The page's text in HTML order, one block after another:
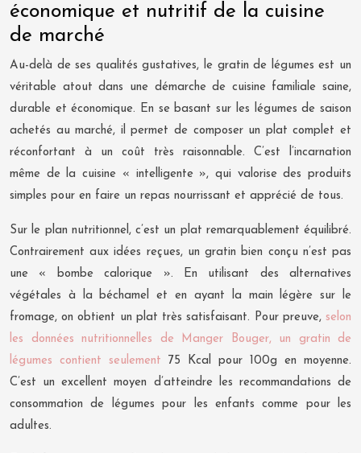
économique et nutritif de la cuisine
de marché
Au-delà de ses qualités gustatives, le gratin de légumes est un
véritable atout dans une démarche de cuisine familiale saine,
durable et économique. En se basant sur les légumes de saison
achetés au marché, il permet de composer un plat complet et
réconfortant à un coût très raisonnable. C’est l’incarnation
même de la cuisine « intelligente », qui valorise des produits
simples pour en faire un repas nourrissant et apprécié de tous.
Sur le plan nutritionnel, c’est un plat remarquablement équilibré.
Contrairement aux idées reçues, un gratin bien conçu n’est pas
une « bombe calorique ». En utilisant des alternatives
végétales à la béchamel et en ayant la main légère sur le
fromage, on obtient un plat très satisfaisant. Pour preuve, selon
les données nutritionnelles de Manger Bouger, un gratin de
légumes contient seulement 75 Kcal pour 100g en moyenne.
C’est un excellent moyen d’atteindre les recommandations de
consommation de légumes pour les enfants comme pour les
adultes.